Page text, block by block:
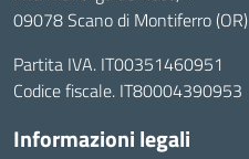
09078 Scano di Montiferro (OR)
Partita IVA. IT00351460951
Codice fiscale. IT80004390953
Informazioni legali